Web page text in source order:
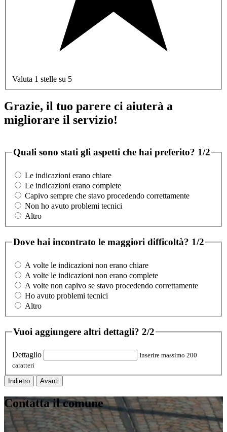
Valuta 1 stelle su 5
Grazie, il tuo parere ci aiuterà a
migliorare il servizio!
Quali sono stati gli aspetti che hai preferito? 1/2
Le indicazioni erano chiare
Le indicazioni erano complete
Capivo sempre che stavo procedendo correttamente
Non ho avuto problemi tecnici
Altro
Dove hai incontrato le maggiori difficoltà? 1/2
A volte le indicazioni non erano chiare
A volte le indicazioni non erano complete
A volte non capivo se stavo procedendo correttamente
Ho avuto problemi tecnici
Altro
Vuoi aggiungere altri dettagli? 2/2
Dettaglio
Inserire massimo 200
caratteri
Indietro Avanti
Contatta il comune